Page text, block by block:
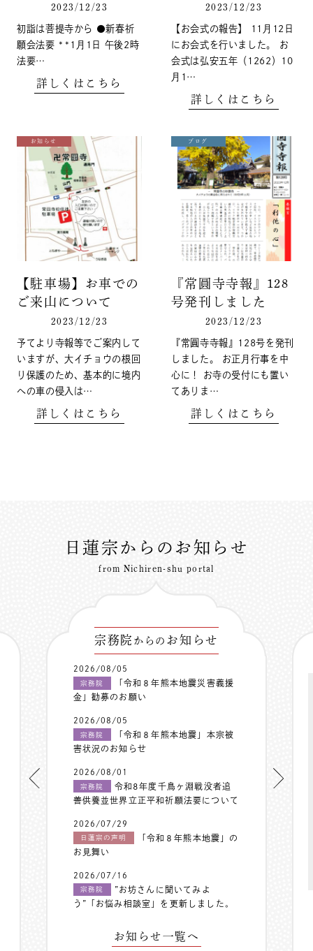
2023/12/23
初詣は菩提寺から ●新春祈
願会法要 **1月1日 午後2時
法要…
詳しくはこちら
2023/12/23
【お会式の報告】 11月12日
にお会式を行いました。 お
会式は弘安五年（1262）10
月1…
詳しくはこちら
お知らせ
【駐車場】お車での
ご来山について
2023/12/23
予てより寺報等でご案内して
いますが、大イチョウの根回
り保護のため、基本的に境内
への車の侵入は…
詳しくはこちら
ブログ
『常圓寺寺報』128
号発刊しました
2023/12/23
『常圓寺寺報』128号を発刊
しました。 お正月行事を中
心に！ お寺の受付にも置い
てありま…
詳しくはこちら
日蓮宗からのお知らせ
from Nichiren-shu portal
宗務院 からの お知らせ
2026/08/05
宗務院
「令和８年熊本地震災害義援
金」勧募のお願い
2026/08/05
宗務院
「令和８年熊本地震」本宗被
害状況のお知らせ
2026/08/01
宗務院
令和8年度千鳥ヶ淵戦没者追
善供養並世界立正平和祈願法要について
2026/07/29
日蓮宗の声明
「令和８年熊本地震」の
お見舞い
2026/07/16
宗務院
”お坊さんに聞いてみよ
う”「お悩み相談室」を更新しました。
お知らせ一覧へ